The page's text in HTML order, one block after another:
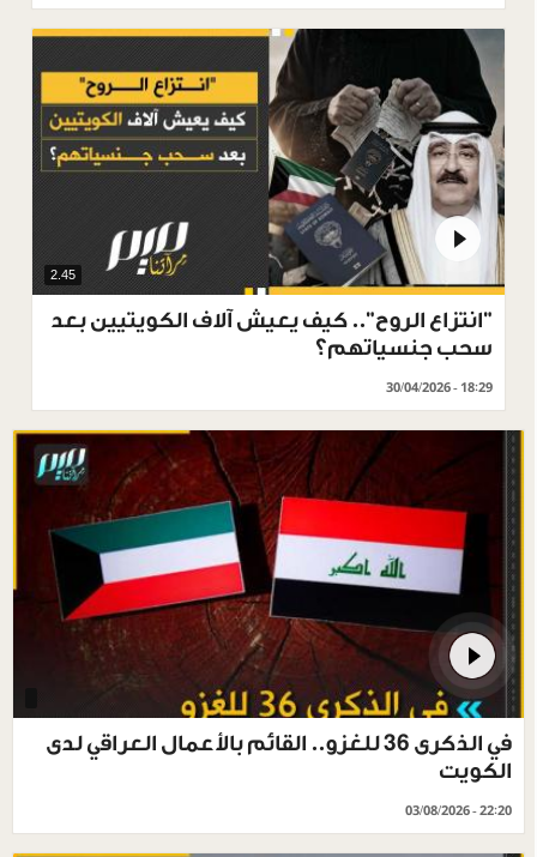
2.45
"انتزاع الروح".. كيف يعيش آلاف الكويتيين بعد
سحب جنسياتهم؟
30/04/2026 - 18:29
في الذكرى 36 للغزو.. القائم بالأعمال العراقي لدى
الكويت
03/08/2026 - 22:20